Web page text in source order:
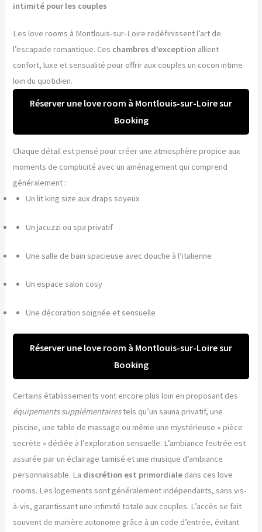
intimité pour les couples
Les love rooms à Montlouis-sur-Loire redéfinissent l’art de
l’escapade romantique. Ces chambres d’exception allient
confort, luxe et sensualité pour offrir aux couples un cocon intime
loin du quotidien.
Réserver une love room à Montlouis-sur-Loire sur
Booking
Chaque détail est pensé pour créer une atmosphère propice aux
moments de complicité avec un aménagement qui comprend
généralement :
Un lit king size aux draps soyeux
Un jacuzzi ou spa privatif
Une salle de bain spacieuse avec douche à l’italienne
Un espace salon cosy
Une décoration soignée et sensuelle
Réserver une love room à Montlouis-sur-Loire sur
Booking
Certains établissements vont encore plus loin en proposant des
équipements supplémentairestels qu’un sauna privatif, une
piscine, une table de massage ou même une mystérieuse « pièce
secrète » dédiée à l’exploration sensuelle. L’ambiance feutrée est
assurée par un éclairage tamisé et une musique d’ambiance
personnalisable. La discrétion est primordiale dans ces love
rooms. Les logements sont généralement indépendants, sans vis-
à-vis, garantissant une intimité totale aux couples. L’accès se fait
souvent de manière autonome grâce à un code d’entrée, évitant